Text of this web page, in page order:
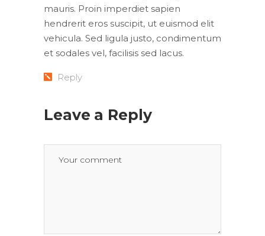
mauris. Proin imperdiet sapien
hendrerit eros suscipit, ut euismod elit
vehicula. Sed ligula justo, condimentum
et sodales vel, facilisis sed lacus.
Reply
Leave a Reply